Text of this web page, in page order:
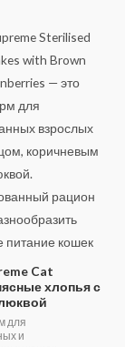
Cat
хлопья с
для
и